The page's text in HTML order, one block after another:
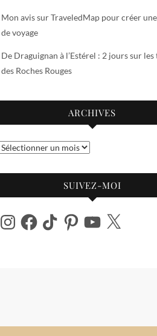
Mon avis sur TraveledMap pour créer
de voyage
De Draguignan à l’Estérel : 2 jours sur les
des Roches Rouges
ARCHIVES
Archives
SUIVEZ-MOI
InstagramFacebook
TikTok PinterestYouTube
X